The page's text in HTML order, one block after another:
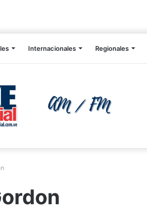
Internacionales Regionales